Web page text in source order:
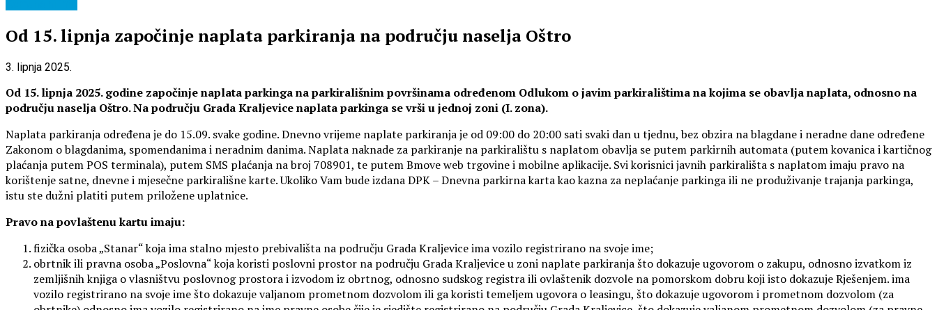
Od 15. lipnja započinje naplata parkiranja na području naselja Oštro
3. lipnja 2025.
Od 15. lipnja 2025. godine započinje naplata parkinga na parkirališnim površinama određenom Odlukom o javim parkiralištima na kojima se obavlja naplata, odnosno na
području naselja Oštro. Na području Grada Kraljevice naplata parkinga se vrši u jednoj zoni (I. zona).
Naplata parkiranja određena je do 15.09. svake godine. Dnevno vrijeme naplate parkiranja je od 09:00 do 20:00 sati svaki dan u tjednu, bez obzira na blagdane i neradne dane određene
Zakonom o blagdanima, spomendanima i neradnim danima. Naplata naknade za parkiranje na parkiralištu s naplatom obavlja se putem parkirnih automata (putem kovanica i kartičnog
plaćanja putem POS terminala), putem SMS plaćanja na broj 708901, te putem Bmove web trgovine i mobilne aplikacije. Svi korisnici javnih parkirališta s naplatom imaju pravo na
korištenje satne, dnevne i mjesečne parkirališne karte. Ukoliko Vam bude izdana DPK – Dnevna parkirna karta kao kazna za neplaćanje parkinga ili ne produživanje trajanja parkinga,
istu ste dužni platiti putem priložene uplatnice.
Pravo na povlaštenu kartu imaju:
fizička osoba „Stanar“ koja ima stalno mjesto prebivališta na području Grada Kraljevice ima vozilo registrirano na svoje ime;
obrtnik ili pravna osoba „Poslovna“ koja koristi poslovni prostor na području Grada Kraljevice u zoni naplate parkiranja što dokazuje ugovorom o zakupu, odnosno izvatkom iz
zemljišnih knjiga o vlasništvu poslovnog prostora i izvodom iz obrtnog, odnosno sudskog registra ili ovlaštenik dozvole na pomorskom dobru koji isto dokazuje Rješenjem. ima
vozilo registrirano na svoje ime što dokazuje valjanom prometnom dozvolom ili ga koristi temeljem ugovora o leasingu, što dokazuje ugovorom i prometnom dozvolom (za